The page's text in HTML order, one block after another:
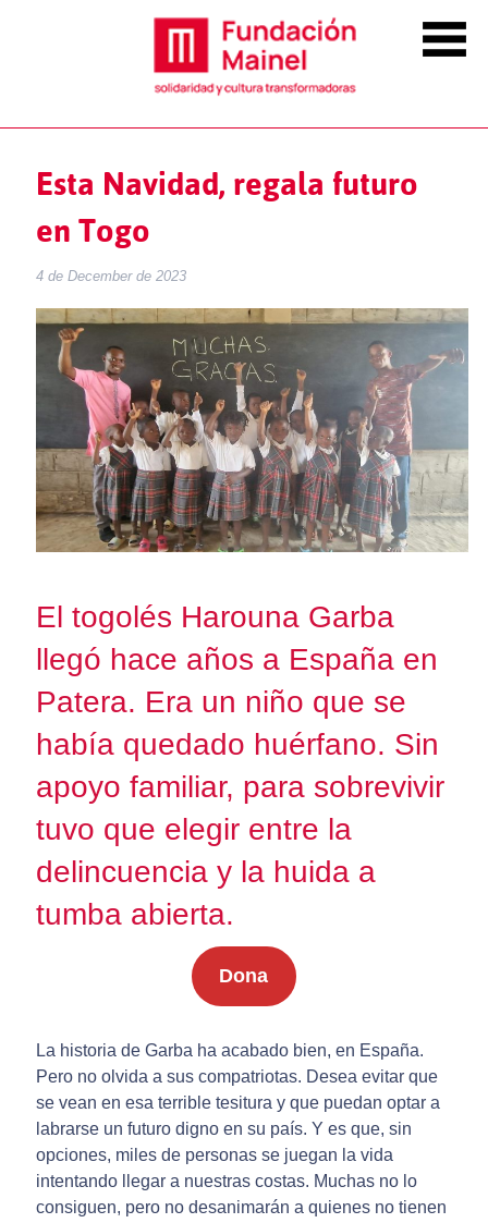
Esta Navidad, regala futuro
en Togo
4 de December de 2023
El togolés Harouna Garba
llegó hace años a España en
Patera. Era un niño que se
había quedado huérfano. Sin
apoyo familiar, para sobrevivir
tuvo que elegir entre la
delincuencia y la huida a
tumba abierta.
Dona
La historia de Garba ha acabado bien, en España.
Pero no olvida a sus compatriotas. Desea evitar que
se vean en esa terrible tesitura y que puedan optar a
labrarse un futuro digno en su país. Y es que, sin
opciones, miles de personas se juegan la vida
intentando llegar a nuestras costas. Muchas no lo
consiguen, pero no desanimarán a quienes no tienen